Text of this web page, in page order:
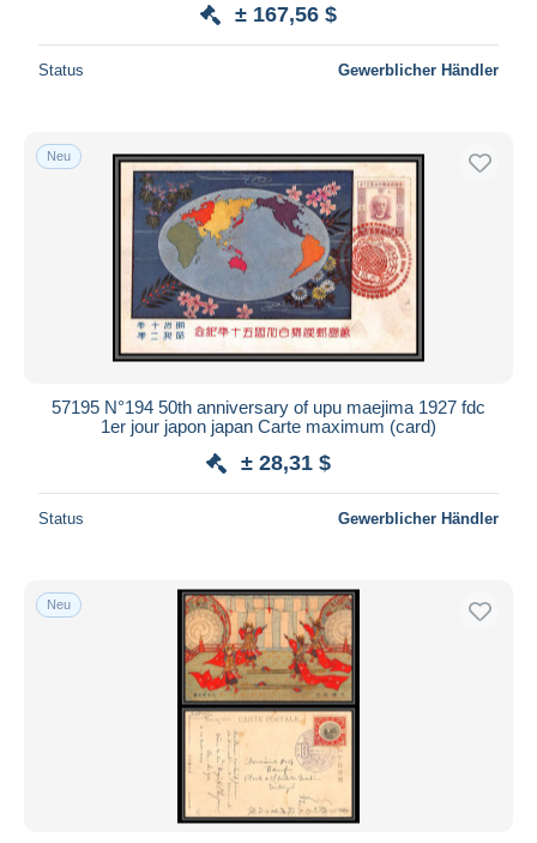
± 167,56 $
Status Gewerblicher Händler
Neu
57195 N°194 50th anniversary of upu maejima 1927 fdc
1er jour japon japan Carte maximum (card)
± 28,31 $
Status Gewerblicher Händler
Neu